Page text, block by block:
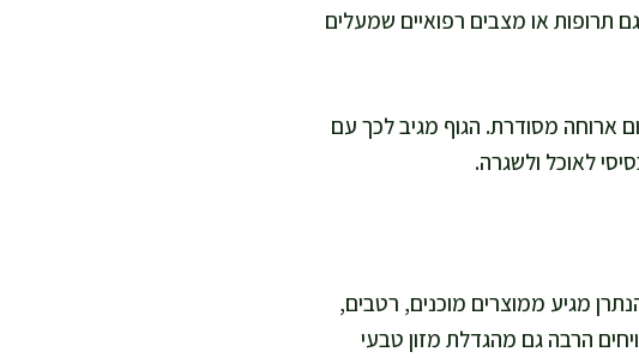
תרופות או מצבים רפואיים שמעלים
ארוחה מסודרת. הגוף מגיב לכך עם
לאוכל ולשגרה.
מגיע ממוצרים מוכנים, רטבים,
הרבה גם מהגדלת מזון טבעי